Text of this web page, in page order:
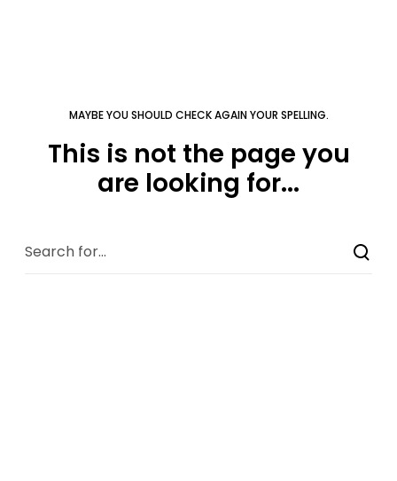
MAYBE YOU SHOULD CHECK AGAIN YOUR SPELLING.
This is not the page you
are looking for...